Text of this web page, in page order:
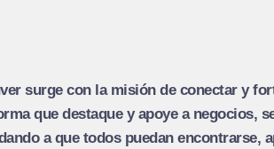
surge con la misión de conectar y
que destaque y apoye a negocios,
a que todos puedan encontrarse,